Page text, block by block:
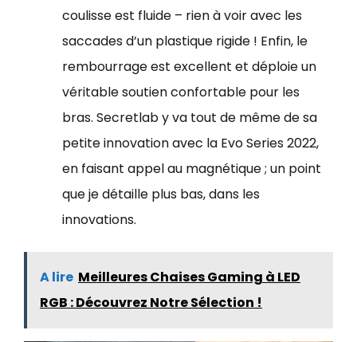
coulisse est fluide – rien à voir avec les
saccades d’un plastique rigide ! Enfin, le
rembourrage est excellent et déploie un
véritable soutien confortable pour les
bras. Secretlab y va tout de même de sa
petite innovation avec la Evo Series 2022,
en faisant appel au magnétique ; un point
que je détaille plus bas, dans les
innovations.
A lire Meilleures Chaises Gaming à LED
RGB : Découvrez Notre Sélection !